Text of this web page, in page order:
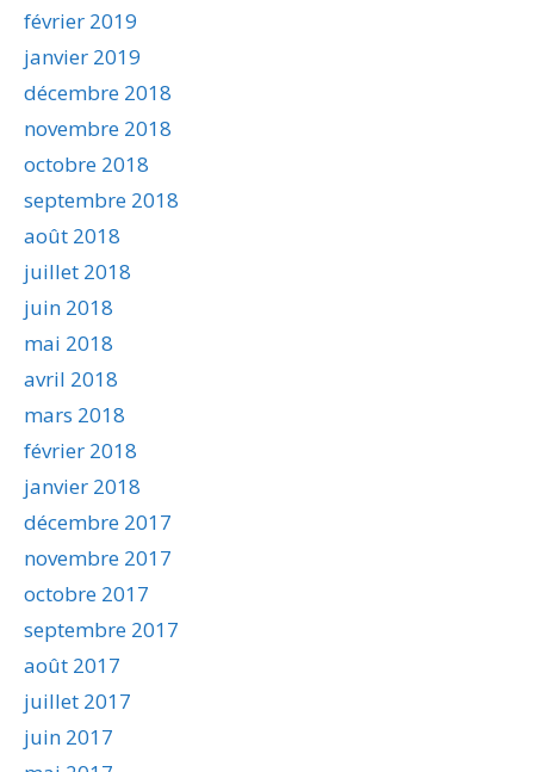
février 2019
janvier 2019
décembre 2018
novembre 2018
octobre 2018
septembre 2018
août 2018
juillet 2018
juin 2018
mai 2018
avril 2018
mars 2018
février 2018
janvier 2018
décembre 2017
novembre 2017
octobre 2017
septembre 2017
août 2017
juillet 2017
juin 2017